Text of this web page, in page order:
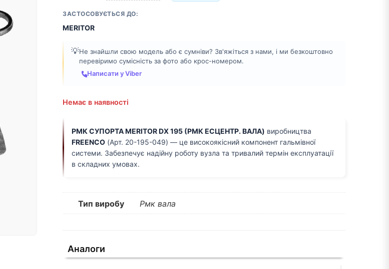
ЗАСТОСОВУЄТЬСЯ ДО:
MERITOR
💡Не знайшли свою модель або є сумніви? Зв'яжіться з нами, і ми безкоштовно
перевіримо сумісність за фото або крос-номером.
Написати у Viber
Немає в наявності
РМК СУПОРТА MERITOR DX 195 (РМК ЕСЦЕНТР. ВАЛА) виробництва
FREENCO (Арт. 20-195-049) — це високоякісний компонент гальмівної
системи. Забезпечує надійну роботу вузла та тривалий термін експлуатації
в складних умовах.
Тип виробу Рмк вала
Аналоги